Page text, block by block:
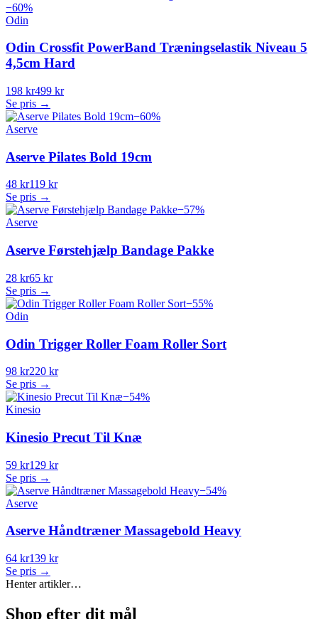
−60%
Odin
Odin Crossfit PowerBand Træningselastik Niveau 5
4,5cm Hard
198 kr499 kr
Se pris →
−60%
Aserve
Aserve Pilates Bold 19cm
48 kr119 kr
Se pris →
−57%
Aserve
Aserve Førstehjælp Bandage Pakke
28 kr65 kr
Se pris →
−55%
Odin
Odin Trigger Roller Foam Roller Sort
98 kr220 kr
Se pris →
−54%
Kinesio
Kinesio Precut Til Knæ
59 kr129 kr
Se pris →
−54%
Aserve
Aserve Håndtræner Massagebold Heavy
64 kr139 kr
Se pris →
Henter artikler…
Shop efter dit mål